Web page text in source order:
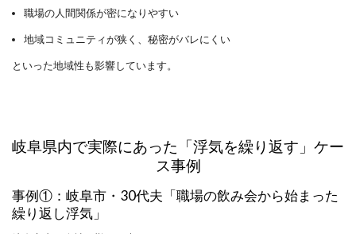
職場の人間関係が密になりやすい
地域コミュニティが狭く、秘密がバレにくい
といった地域性も影響しています。
岐阜県内で実際にあった「浮気を繰り返す」ケー
ス事例
事例①：岐阜市・30代夫「職場の飲み会から始まった
繰り返し浮気」